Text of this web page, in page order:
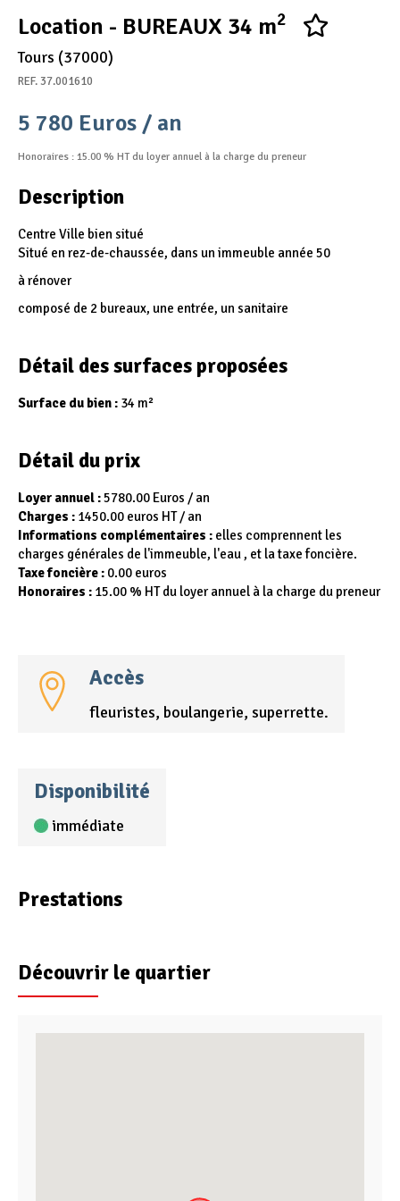
Appel d'offres
Nous rejoindre
Location - BUREAUX 34 m2
Tours (37000)
REF. 37.001610
5 780 Euros / an
Honoraires : 15.00 % HT du loyer annuel à la charge du preneur
Description
Centre Ville bien situé
Situé en rez-de-chaussée, dans un immeuble année 50
à rénover
composé de 2 bureaux, une entrée, un sanitaire
Détail des surfaces proposées
Surface du bien : 34 m²
Détail du prix
Loyer annuel :5780.00 Euros / an
Charges : 1450.00 euros HT / an
Informations complémentaires : elles comprennent les
charges générales de l'immeuble, l'eau , et la taxe foncière.
Taxe foncière : 0.00 euros
Honoraires : 15.00 % HT du loyer annuel à la charge du preneur
Accès
fleuristes, boulangerie, superrette.
Disponibilité
immédiate
Prestations
Découvrir le quartier